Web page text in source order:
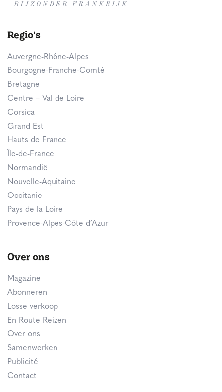
Regio's
Auvergne-Rhône-Alpes
Bourgogne-Franche-Comté
Bretagne
Centre – Val de Loire
Corsica
Grand Est
Hauts de France
Île-de-France
Normandië
Nouvelle-Aquitaine
Occitanie
Pays de la Loire
Provence-Alpes-Côte d’Azur
Over ons
Magazine
Abonneren
Losse verkoop
En Route Reizen
Over ons
Samenwerken
Publicité
Contact